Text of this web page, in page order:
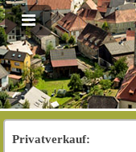
Privatverkauf: